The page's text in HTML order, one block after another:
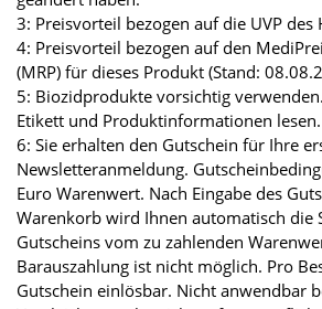
3: Preisvorteil bezogen auf die UVP des
4: Preisvorteil bezogen auf den
(MRP) für dieses Produkt (Stand:
5: Biozidprodukte vorsichtig
Etikett und Produktinformationen lesen.
6: Sie erhalten den Gutschein für Ihre
Newsletteranmeldung.
Euro Warenwert. Nach Eingabe des
Warenkorb wird Ihnen automatisch die
Gutscheins vom zu zahlenden
Barauszahlung ist nicht möglich. Pro
Gutschein einlösbar. Nicht anwendbar